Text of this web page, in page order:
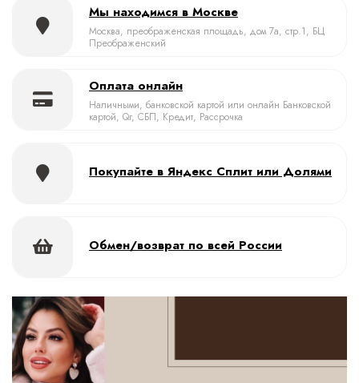
Мы находимся в Москве
Москва, преображенская площадь, дом 7а, стр.1, БЦ
Преображенский
Оплата онлайн
Наличными, банковской картой или онлайн Банковской
картой, Qr, СБП, Кредит, Рассрочка
Покупайте в Яндекс Сплит или Долями
Обмен/возврат по всей России